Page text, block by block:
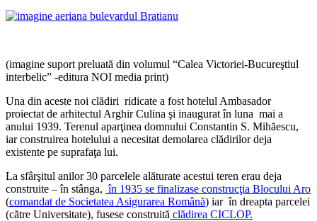
(imagine suport preluată din volumul “Calea Victoriei-Bucureştiul
interbelic” -editura NOI media print)
Una din aceste noi clădiri ridicate a fost hotelul Ambasador
proiectat de arhitectul Arghir Culina şi inaugurat în luna mai a
anului 1939. Terenul aparţinea domnului Constantin S. Mihăescu,
iar construirea hotelului a necesitat demolarea clădirilor deja
existente pe suprafaţa lui.
La sfârşitul anilor 30 parcelele alăturate acestui teren erau deja
construite – în stânga, în 1935 se finalizase construcţia Blocului Aro
(comandat de Societatea Asigurarea Română) iar în dreapta parcelei
(către Universitate), fusese construită clădirea CICLOP.